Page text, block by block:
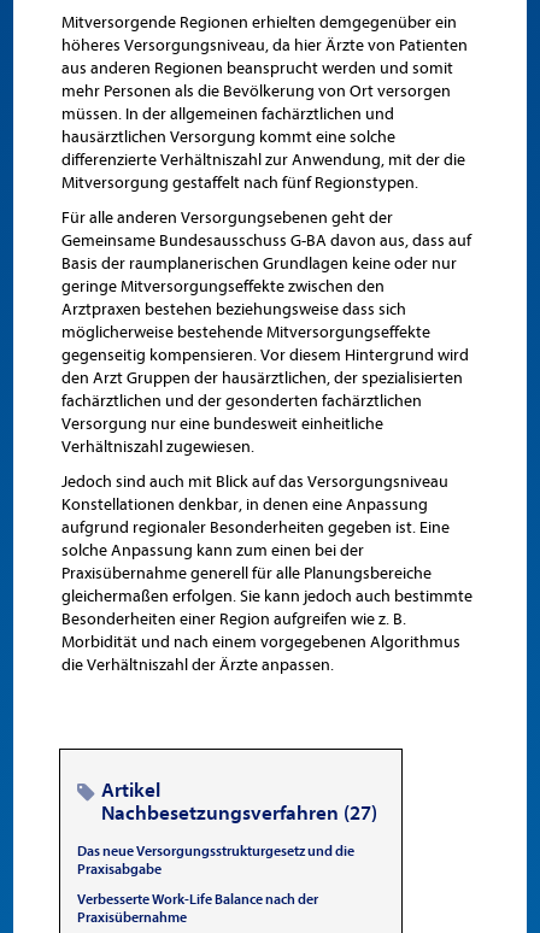
Mitversorgende Regionen erhielten demgegenüber ein
höheres Versorgungsniveau, da hier Ärzte von Patienten
aus anderen Regionen beansprucht werden und somit
mehr Personen als die Bevölkerung von Ort versorgen
müssen. In der allgemeinen fachärztlichen und
hausärztlichen Versorgung kommt eine solche
differenzierte Verhältniszahl zur Anwendung, mit der die
Mitversorgung gestaffelt nach fünf Regionstypen.
Für alle anderen Versorgungsebenen geht der
Gemeinsame Bundesausschuss G-BA davon aus, dass auf
Basis der raumplanerischen Grundlagen keine oder nur
geringe Mitversorgungseffekte zwischen den
Arztpraxen bestehen beziehungsweise dass sich
möglicherweise bestehende Mitversorgungseffekte
gegenseitig kompensieren. Vor diesem Hintergrund wird
den Arzt Gruppen der hausärztlichen, der spezialisierten
fachärztlichen und der gesonderten fachärztlichen
Versorgung nur eine bundesweit einheitliche
Verhältniszahl zugewiesen.
Jedoch sind auch mit Blick auf das Versorgungsniveau
Konstellationen denkbar, in denen eine Anpassung
aufgrund regionaler Besonderheiten gegeben ist. Eine
solche Anpassung kann zum einen bei der
Praxisübernahme generell für alle Planungsbereiche
gleichermaßen erfolgen. Sie kann jedoch auch bestimmte
Besonderheiten einer Region aufgreifen wie z. B.
Morbidität und nach einem vorgegebenen Algorithmus
die Verhältniszahl der Ärzte anpassen.
Artikel
Nachbesetzungsverfahren (27)
Das neue Versorgungsstrukturgesetz und die
Praxisabgabe
Verbesserte Work-Life Balance nach der
Praxisübernahme